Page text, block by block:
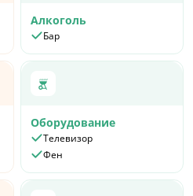
Алкоголь
Бар
Оборудование
Телевизор
Фен